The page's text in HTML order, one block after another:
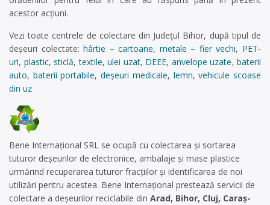
acestor acţiuni.
Vezi toate centrele de colectare din Județul Bihor, după tipul de
deșeuri colectate: hârtie – cartoane, metale – fier vechi, PET-
uri, plastic,sticlă,textile,ulei uzat, DEEE, anvelope uzate,baterii
auto, baterii portabile,deșeuri medicale, lemn,vehicule scoase
din uz
Bene Internațional SRL se ocupă cu colectarea și sortarea
tuturor deșeurilor de electronice, ambalaje și mase plastice
urmărind recuperarea tuturor fracțiilor și identificarea de noi
utilizări pentru acestea. Bene Internațional prestează servicii de
colectare a deșeurilor reciclabile din Arad, Bihor, Cluj, Caraș-